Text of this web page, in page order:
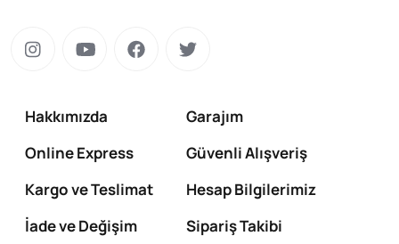
Hakkımızda
Garajım
Online Express
Güvenli Alışveriş
Kargo ve Teslimat
Hesap Bilgilerimiz
İade ve Değişim
Sipariş Takibi